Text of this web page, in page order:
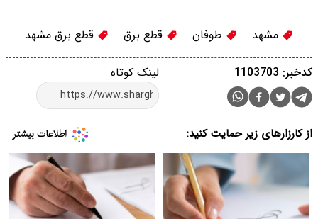
مشهد طوفان قطع برق قطع برق مشهد
لینک کوتاه کدخبر: 1103703
از کارزارهای زیر حمایت کنید: